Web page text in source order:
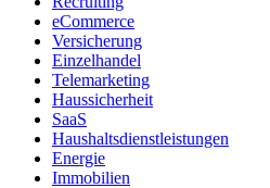
eCommerce
Versicherung
Einzelhandel
Telemarketing
Haussicherheit
SaaS
Haushaltsdienstleistungen
Energie
Immobilien